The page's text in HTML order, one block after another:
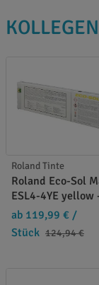
Roland Tinte
Roland Eco-Sol
ESL4-4YE
ab 119,99 € /
Stück 124,94 €